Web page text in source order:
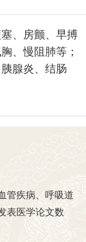
、房颤、早搏
、慢阻肺等；
腺炎、结肠
管疾病、呼吸道
表医学论文数